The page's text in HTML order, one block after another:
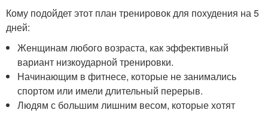
Кому подойдет этот план тренировок для похудения на 5
дней:
Женщинам любого возраста, как эффективный
вариант низкоударной тренировки.
Начинающим в фитнесе, которые не занимались
спортом или имели длительный перерыв.
Людям с большим лишним весом, которые хотят